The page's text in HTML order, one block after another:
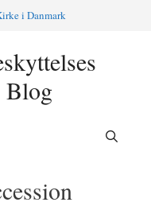
i Danmark
Blog